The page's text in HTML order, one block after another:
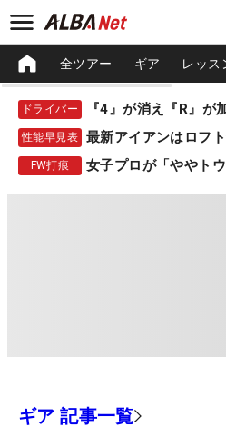
全ツアー ギア レッス
ドライバー
性能早見表 最新アイアンはロフ
FW打痕 女子プロが「ややト
ギア 記事一覧